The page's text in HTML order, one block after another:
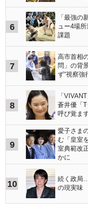
6
「最強の
ュー4場
課題
7
高市首相
問」の背
ず“視察強
8
「
蒼井優「
呼び覚ま
9
愛子さま
む「皇室
室典範改
かに
10
続く政局
の現実味